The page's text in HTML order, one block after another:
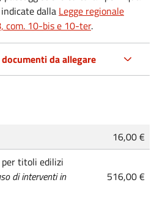
dalla Legge regionale
com. 10-bis e 10-ter.
da allegare
16,00 €
titoli edilizi
di interventi in
516,00 €